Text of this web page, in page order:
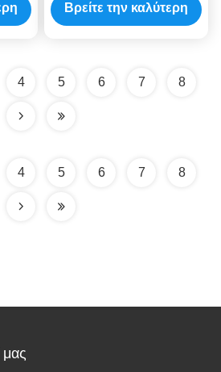
ψεκασμού μεταλλικής
αποθέσεως Pvd μηχανή
Βρείτε την καλύτερη
4 5 6 7 8
4 5 6 7 8
μας